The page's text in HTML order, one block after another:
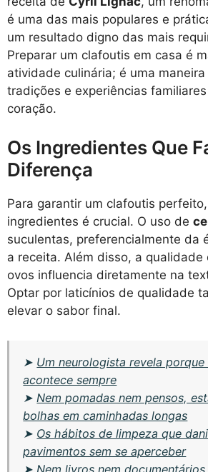
é uma das mais populares e
um resultado digno das mais
Preparar um clafoutis em casa é
atividade culinária; é uma
tradições e experiências
coração.
Os Ingredientes Que
Diferença
Para garantir um clafoutis
ingredientes é crucial. O uso de
suculentas, preferencialmente da
a receita. Além disso, a qualidade
ovos influencia diretamente na
Optar por laticínios de qualidade
elevar o sabor final.
➤ Um neurologista revela
acontece sempre
➤ Nem pomadas nem pensos,
bolhas em caminhadas longas
➤ Os hábitos de limpeza que
pavimentos sem se aperceber
➤ Nem livros nem